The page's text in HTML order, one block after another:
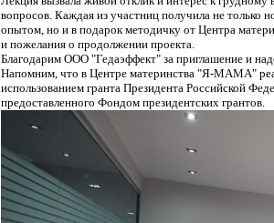
вопросов. Каждая из участниц получила не только
опытом, но и в подарок методичку от Центра
и пожелания о продолжении проекта.
Благодарим ООО "Гедаэффект" за приглашение и
Напомним, что в Центре материнства "Я-МАМА"
использованием гранта Президента Российской
предоставленного Фондом президентских грантов.